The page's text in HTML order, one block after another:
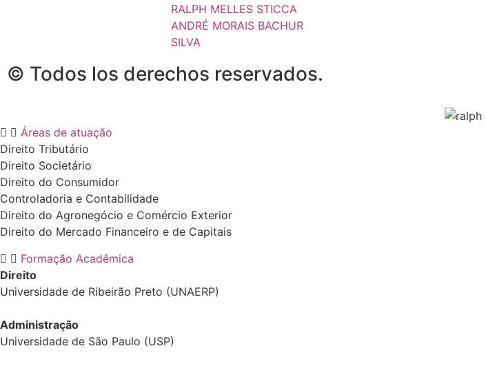
RALPH MELLES STICCA
ANDRÉ MORAIS BACHUR
SILVA
© Todos los derechos reservados.
Áreas de atuação
Direito Tributário
Direito Societário
Direito do Consumidor
Controladoria e Contabilidade
Direito do Agronegócio e Comércio Exterior
Direito do Mercado Financeiro e de Capitais
Formação Acadêmica
Direito
Universidade de Ribeirão Preto (UNAERP)
Administração
Universidade de São Paulo (USP)